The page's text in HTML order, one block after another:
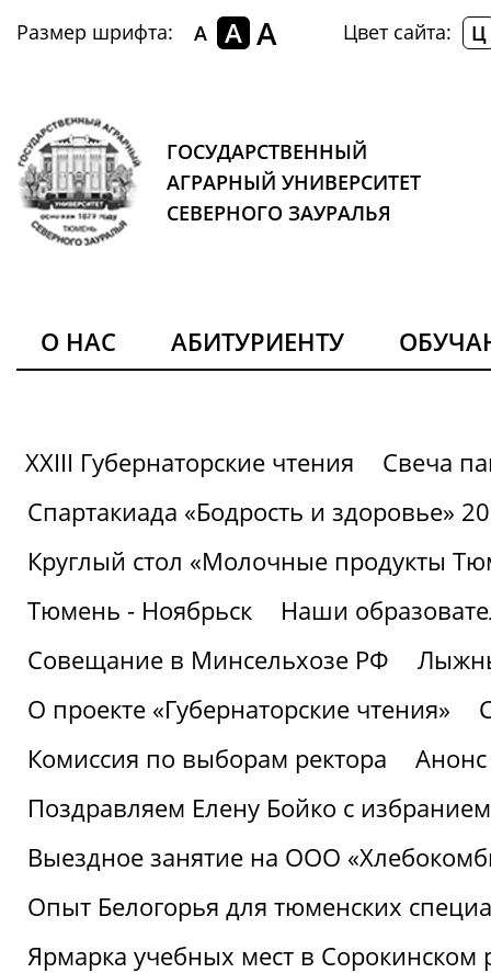
Размер шрифта: A A A Цвет сайта: Ц
ГОСУДАРСТВЕННЫЙ
АГРАРНЫЙ УНИВЕРСИТЕТ
СЕВЕРНОГО ЗАУРАЛЬЯ
О НАС АБИТУРИЕНТУ
XXIII Губернаторские чтения
Свеча
Спартакиада «Бодрость и здоровье»
Круглый стол «Молочные продукты
Тюмень - Ноябрьск
Наши
Совещание в Минсельхозе РФ
О проекте «Губернаторские чтения»
Комиссия по выборам ректора
Поздравляем Елену Бойко с
Выездное занятие на ООО
Опыт Белогорья для тюменских
Ярмарка учебных мест в Сорокинском